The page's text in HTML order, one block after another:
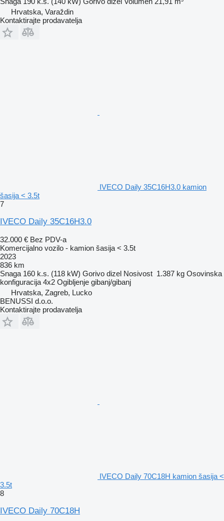
Hrvatska, Varaždin
Kontaktirajte prodavatelja
IVECO Daily 35C16H3.0 kamion
šasija < 3.5t
7
IVECO Daily 35C16H3.0
32.000 € Bez PDV-a
Komercijalno vozilo - kamion šasija < 3.5t
2023
836 km
Snaga 160 k.s. (118 kW) Gorivo dizel Nosivost 1.387 kg Osovinska
konfiguracija 4x2 Ogibljenje gibanj/gibanj
Hrvatska, Zagreb, Lucko
BENUSSI d.o.o.
Kontaktirajte prodavatelja
IVECO Daily 70C18H kamion šasija <
3.5t
8
IVECO Daily 70C18H